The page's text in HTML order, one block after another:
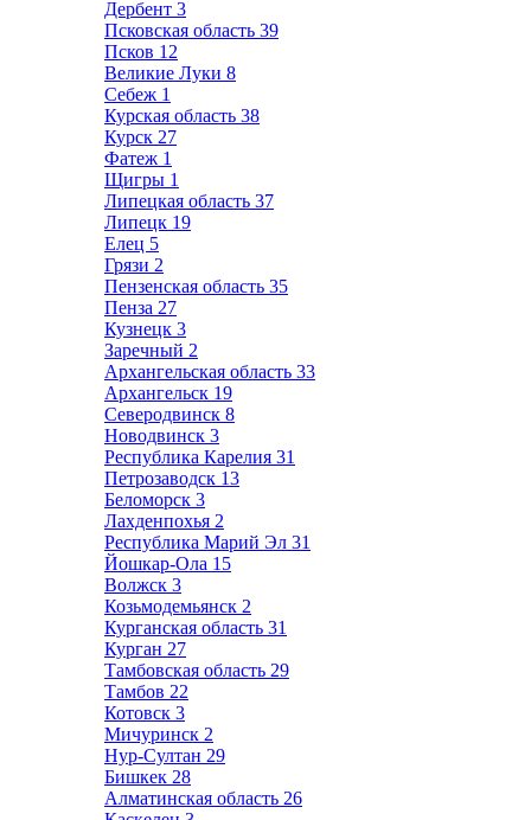
Дербент 3
Псковская область 39
Псков 12
Великие Луки 8
Себеж 1
Курская область 38
Курск 27
Фатеж 1
Щигры 1
Липецкая область 37
Липецк 19
Елец 5
Грязи 2
Пензенская область 35
Пенза 27
Кузнецк 3
Заречный 2
Архангельская область 33
Архангельск 19
Северодвинск 8
Новодвинск 3
Республика Карелия 31
Петрозаводск 13
Беломорск 3
Лахденпохья 2
Республика Марий Эл 31
Йошкар-Ола 15
Волжск 3
Козьмодемьянск 2
Курганская область 31
Курган 27
Тамбовская область 29
Тамбов 22
Котовск 3
Мичуринск 2
Нур-Султан 29
Бишкек 28
Алматинская область 26